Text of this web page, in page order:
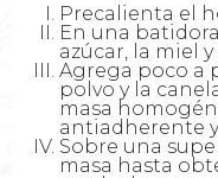
Precalienta el
En una
azúcar, la miel
Agrega poco a
polvo y la
masa
antiadherente
Sobre una
masa hasta